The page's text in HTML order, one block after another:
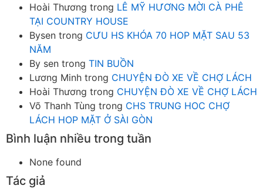
Hoài Thương trong LÊ MỸ HƯƠNG MỜI CÀ PHÊ
TẠI COUNTRY HOUSE
Bysen trong CƯU HS KHÓA 70 HOP MẶT SAU 53
NĂM
By sen trong TIN BUỒN
Lương Minh trong CHUYỆN ĐÒ XE VỀ CHỢ LÁCH
Hoài Thương trong CHUYỆN ĐÒ XE VỀ CHỢ LÁCH
Võ Thanh Tùng trong CHS TRUNG HOC CHỢ
LÁCH HOP MẶT Ở SÀI GÒN
Bình luận nhiều trong tuần
None found
Tác giả